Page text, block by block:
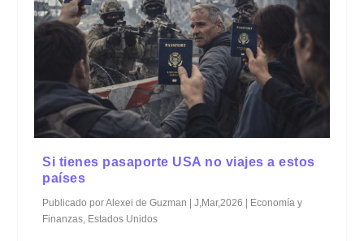
Si tienes pasaporte USA no viajes a estos
países
Publicado porAlexei de Guzman |J,Mar,2026 | Economía y
Finanzas Estados Unidos